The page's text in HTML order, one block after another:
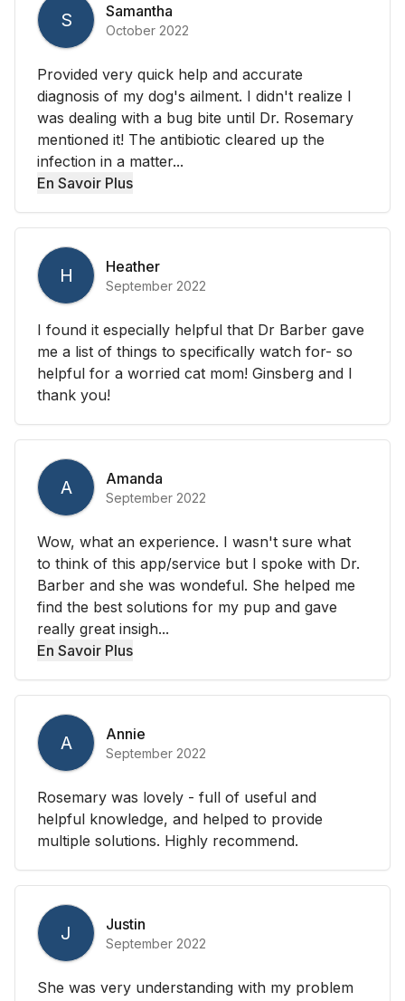
S Samantha
October 2022
Provided very quick help and accurate
diagnosis of my dog's ailment. I didn't realize I
was dealing with a bug bite until Dr. Rosemary
mentioned it! The antibiotic cleared up the
infection in a matter...
En Savoir Plus
H Heather
September 2022
I found it especially helpful that Dr Barber gave
me a list of things to specifically watch for- so
helpful for a worried cat mom! Ginsberg and I
thank you!
A Amanda
September 2022
Wow, what an experience. I wasn't sure what
to think of this app/service but I spoke with Dr.
Barber and she was wondeful. She helped me
find the best solutions for my pup and gave
really great insigh...
En Savoir Plus
A Annie
September 2022
Rosemary was lovely - full of useful and
helpful knowledge, and helped to provide
multiple solutions. Highly recommend.
J Justin
September 2022
She was very understanding with my problem